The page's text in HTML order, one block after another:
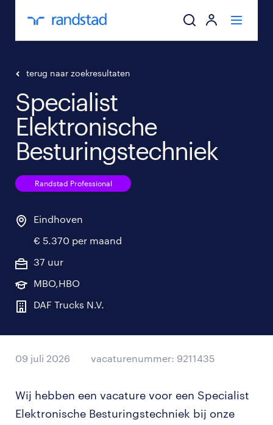
terug naar zoekresultaten
Specialist
Elektronische
Besturingstechniek
Randstad Professional
Eindhoven
€ 5.370 per maand
37 uur
MBO,HBO
DAF Trucks N.V.
09 juli 2026 vacaturenummer: 9211435
Wij hebben een vacature voor een Specialist
Elektronische Besturingstechniek bij onze